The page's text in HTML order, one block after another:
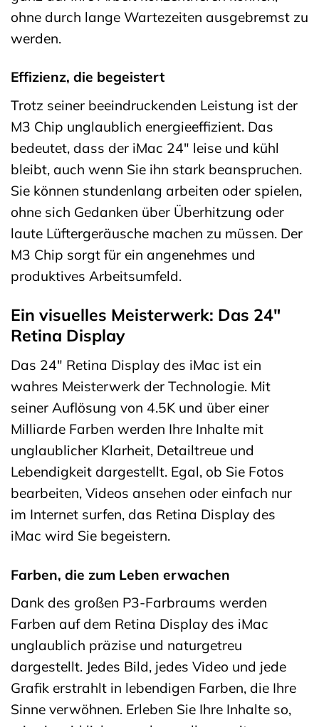
ohne durch lange Wartezeiten ausgebremst zu
werden.
Effizienz, die begeistert
Trotz seiner beeindruckenden Leistung ist der
M3 Chip unglaublich energieeffizient. Das
bedeutet, dass der iMac 24″ leise und kühl
bleibt, auch wenn Sie ihn stark beanspruchen.
Sie können stundenlang arbeiten oder spielen,
ohne sich Gedanken über Überhitzung oder
laute Lüftergeräusche machen zu müssen. Der
M3 Chip sorgt für ein angenehmes und
produktives Arbeitsumfeld.
Ein visuelles Meisterwerk: Das 24″
Retina Display
Das 24″ Retina Display des iMac ist ein
wahres Meisterwerk der Technologie. Mit
seiner Auflösung von 4.5K und über einer
Milliarde Farben werden Ihre Inhalte mit
unglaublicher Klarheit, Detailtreue und
Lebendigkeit dargestellt. Egal, ob Sie Fotos
bearbeiten, Videos ansehen oder einfach nur
im Internet surfen, das Retina Display des
iMac wird Sie begeistern.
Farben, die zum Leben erwachen
Dank des großen P3-Farbraums werden
Farben auf dem Retina Display des iMac
unglaublich präzise und naturgetreu
dargestellt. Jedes Bild, jedes Video und jede
Grafik erstrahlt in lebendigen Farben, die Ihre
Sinne verwöhnen. Erleben Sie Ihre Inhalte so,